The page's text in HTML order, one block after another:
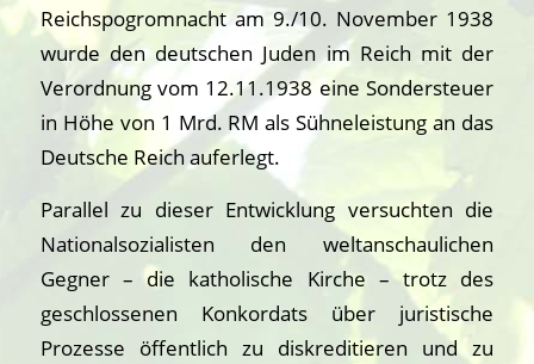
Reichspogromnacht am 9./10. November 1938
wurde den deutschen Juden im Reich mit der
Verordnung vom 12.11.1938 eine Sondersteuer
in Höhe von 1 Mrd. RM als Sühneleistung an das
Deutsche Reich auferlegt.
Parallel zu dieser Entwicklung versuchten die
Nationalsozialisten den weltanschaulichen
Gegner – die katholische Kirche – trotz des
geschlossenen Konkordats über juristische
Prozesse öffentlich zu diskreditieren und zu